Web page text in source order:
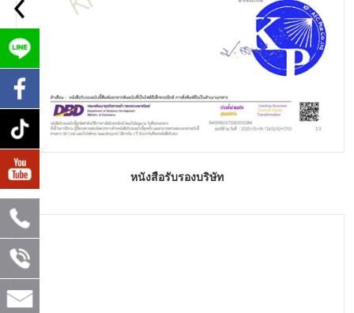
หนังสือรับรองบริษัท